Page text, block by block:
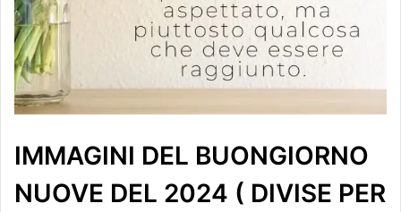
IMMAGINI DEL BUONGIORNO
NUOVE DEL 2024 ( DIVISE PER